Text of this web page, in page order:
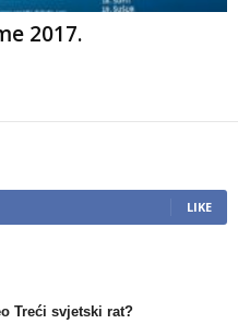
2017.
LIKE
Treći svjetski rat?